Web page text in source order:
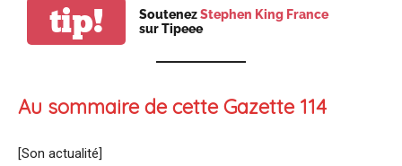
tip! SoutenezStephen King France
sur Tipeee
Au sommaire de cette Gazette 114
[Son actualité]